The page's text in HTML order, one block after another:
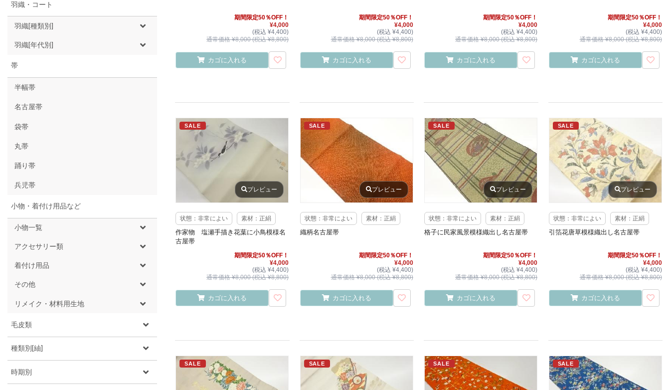
羽織・コート
羽織[種類別]
羽織[年代別]
帯
半幅帯
名古屋帯
袋帯
丸帯
踊り帯
兵児帯
小物・着付け用品など
小物一覧
アクセサリー類
着付け用品
その他
リメイク・材料用生地
毛皮類
種類別[紬]
時期別
期間限定50％OFF！
¥4,000
(税込 ¥4,400)
通常価格 ¥8,000 (税込 ¥8,800)
カゴに入れる
期間限定50％OFF！
¥4,000
(税込 ¥4,400)
通常価格 ¥8,000 (税込 ¥8,800)
カゴに入れる
期間限定50％OFF！
¥4,000
(税込 ¥4,400)
通常価格 ¥8,000 (税込 ¥8,800)
カゴに入れる
期間限定50％OFF！
¥4,000
(税込 ¥4,400)
通常価格 ¥8,000 (税込 ¥8,800)
カゴに入れる
SALE
プレビュー
状態：非常によい 素材：正絹
作家物 塩瀬手描き花葉に小鳥模様名
古屋帯
期間限定50％OFF！
¥4,000
(税込 ¥4,400)
通常価格 ¥8,000 (税込 ¥8,800)
カゴに入れる
SALE
プレビュー
状態：非常によい 素材：正絹
織柄名古屋帯
期間限定50％OFF！
¥4,000
(税込 ¥4,400)
通常価格 ¥8,000 (税込 ¥8,800)
カゴに入れる
SALE
プレビュー
状態：非常によい 素材：正絹
格子に民家風景模様織出し名古屋帯
期間限定50％OFF！
¥4,000
(税込 ¥4,400)
通常価格 ¥8,000 (税込 ¥8,800)
カゴに入れる
SALE
プレビュー
状態：非常によい 素材：正絹
引箔花唐草模様織出し名古屋帯
期間限定50％OFF！
¥4,000
(税込 ¥4,400)
通常価格 ¥8,000 (税込 ¥8,800)
カゴに入れる
SALE SALE SALE SALE